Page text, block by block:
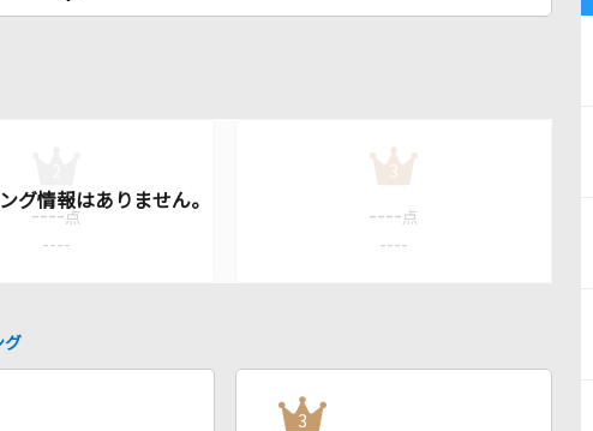
---- 点
----
3
---- 点
----
グ
3